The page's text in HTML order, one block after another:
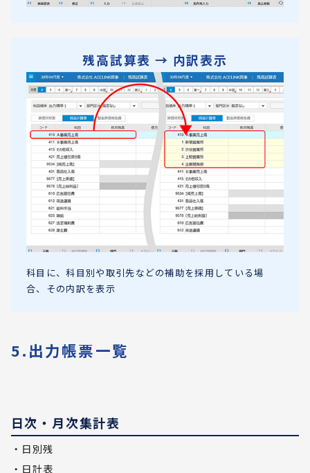
残高試算表 → 内訳表示
科目に、科目別や取引先などの補助を採用している場
合、その内訳を表示
5.出力帳票一覧
日次・月次集計表
・日別残
・日計表